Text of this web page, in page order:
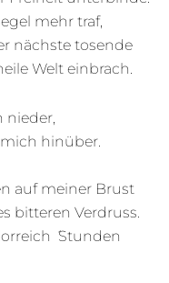
mehr traf,
nächste tosende
Welt einbrach.
nieder,
hinüber.
auf meiner Brust
bitteren Verdruss.
Stunden